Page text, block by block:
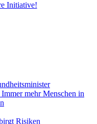
Initiative!
mehr Menschen in
Risiken